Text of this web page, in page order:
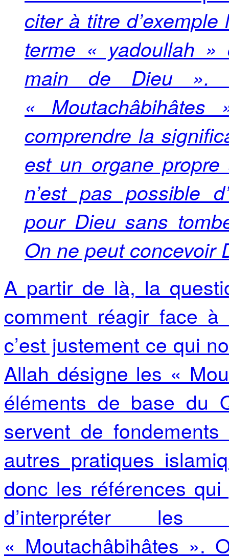
citer à titre d’exemple
terme « yadoullah
main de Dieu ».
«
comprendre la
est un organe propre
n’est pas possible
pour Dieu sans
On ne peut concevoir
A partir de là, la
comment réagir face
c’est justement ce qui
Allah désigne les «
éléments de base du
servent de
autres pratiques
donc les références
d’interpréter
« Moutachâbihâtes ».